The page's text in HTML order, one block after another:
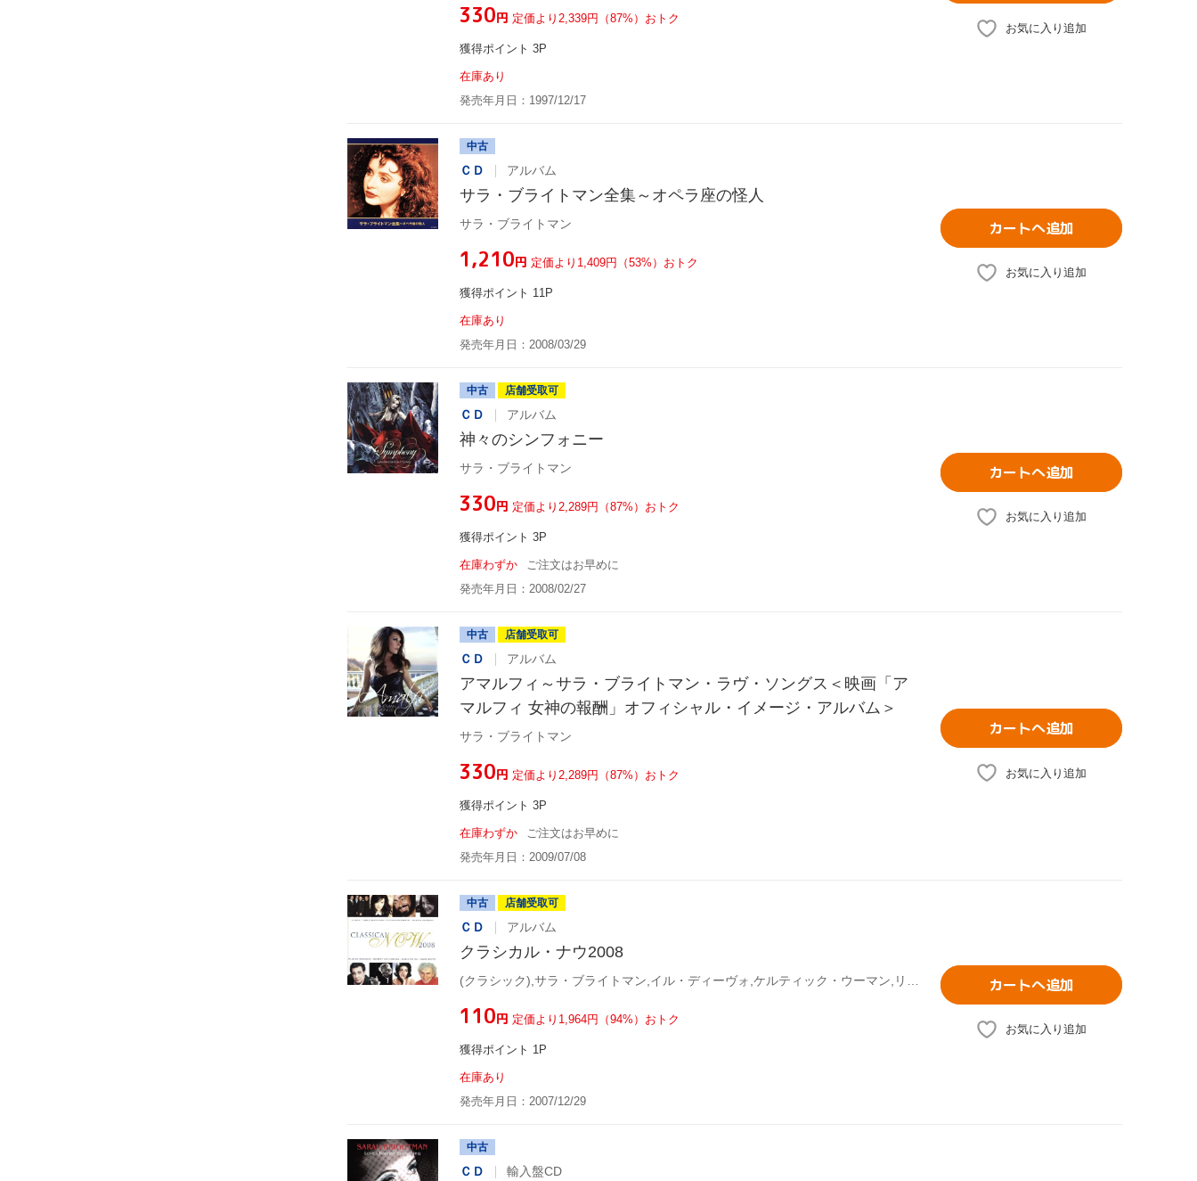
¥330円 定価より2,339円（87%）おトク
獲得ポイント 3P
在庫あり
発売年月日：1997/12/17
お気に入り追加
中古
ＣＤ アルバム
サラ・ブライトマン全集～オペラ座の怪人
サラ・ブライトマン
¥1,210円 定価より1,409円（53%）おトク
獲得ポイント 11P
在庫あり
発売年月日：2008/03/29
カートへ追加
お気に入り追加
中古 店舗受取可
ＣＤ アルバム
神々のシンフォニー
サラ・ブライトマン
¥330円 定価より2,289円（87%）おトク
獲得ポイント 3P
在庫わずか
ご注文はお早めに
発売年月日：2008/02/27
カートへ追加
お気に入り追加
中古 店舗受取可
ＣＤ アルバム
アマルフィ～サラ・ブライトマン・ラヴ・ソングス＜映画「ア
マルフィ 女神の報酬」オフィシャル・イメージ・アルバム＞
サラ・ブライトマン
¥330円 定価より2,289円（87%）おトク
獲得ポイント 3P
在庫わずか
ご注文はお早めに
発売年月日：2009/07/08
カートへ追加
お気に入り追加
中古 店舗受取可
ＣＤ アルバム
クラシカル・ナウ2008
¥110円 定価より1,964円（94%）おトク
獲得ポイント 1P
在庫あり
発売年月日：2007/12/29
カートへ追加
お気に入り追加
中古
ＣＤ 輸入盤CD